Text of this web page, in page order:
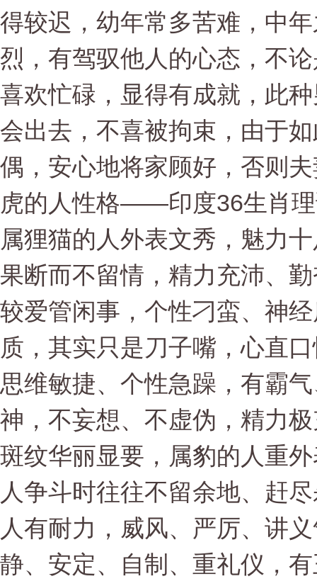
得较迟，幼年常多苦难，中
烈，有驾驭他人的心态，不
喜欢忙碌，显得有成就，此
会出去，不喜被拘束，由于
偶，安心地将家顾好，否则
虎的人性格——印度36生肖
属狸猫的人外表文秀，魅力
果断而不留情，精力充沛、
较爱管闲事，个性刁蛮、神
质，其实只是刀子嘴，心直
思维敏捷、个性急躁，有霸
神，不妄想、不虚伪，精力
斑纹华丽显要，属豹的人重
人争斗时往往不留余地、赶
人有耐力，威风、严厉、讲
静、安定、自制、重礼仪，